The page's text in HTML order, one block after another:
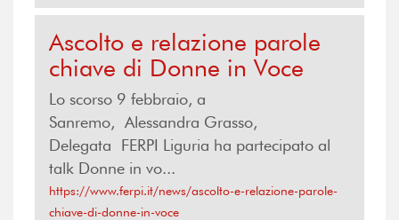
Ascolto e relazione parole
chiave di Donne in Voce
Lo scorso 9 febbraio, a
Sanremo, Alessandra Grasso,
Delegata FERPI Liguria ha partecipato al
talk Donne in vo...
https://www.ferpi.it/news/ascolto-e-relazione-parole-
chiave-di-donne-in-voce